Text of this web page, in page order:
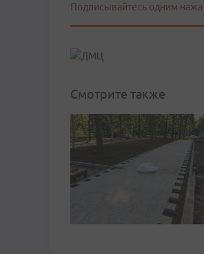
Подписывайтесь одним
Смотрите также